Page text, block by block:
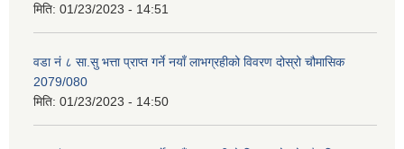
मिति: 01/23/2023 - 14:51
वडा नं ८ सा.सु भत्ता प्राप्त गर्ने नयाँ लाभग्रहीको विवरण दोस्रो चौमासिक
2079/080
मिति: 01/23/2023 - 14:50